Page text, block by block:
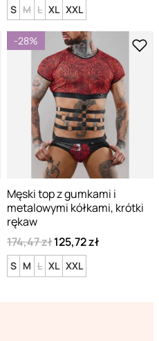
S M L XL XXL
-28%
Męski top z gumkami i
metalowymi kółkami, krótki
rękaw
174,47 zł125,72 zł
S M L XL XXL